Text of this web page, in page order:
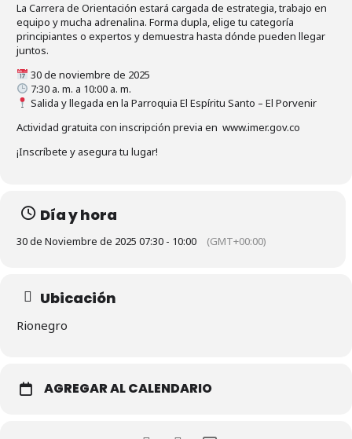
La Carrera de Orientación estará cargada de estrategia, trabajo en
equipo y mucha adrenalina. Forma dupla, elige tu categoría
principiantes o expertos y demuestra hasta dónde pueden llegar
juntos.
30 de noviembre de 2025
7:30 a. m. a 10:00 a. m.
Salida y llegada en la Parroquia El Espíritu Santo – El Porvenir
Actividad gratuita con inscripción previa en www.imer.gov.co
¡Inscríbete y asegura tu lugar!
Día y hora
30 de Noviembre de 2025 07:30 - 10:00 (GMT+00:00)
Ubicación
Rionegro
AGREGAR AL CALENDARIO